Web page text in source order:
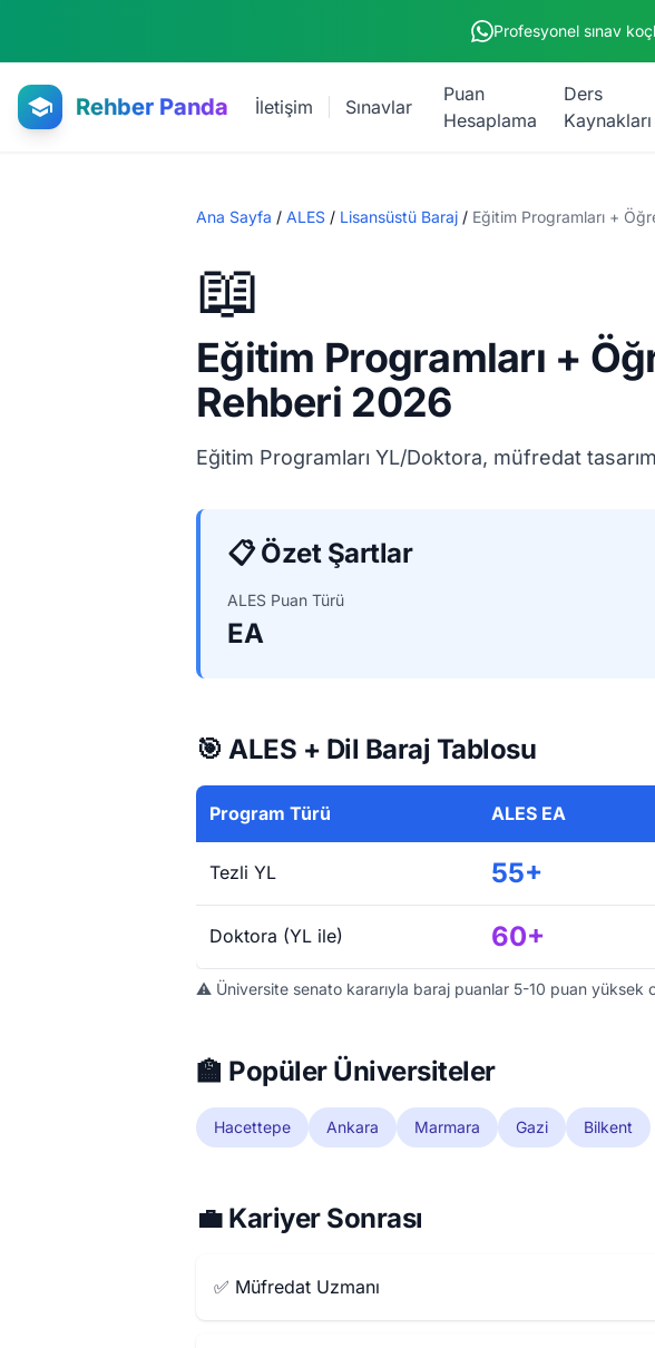
Profesyonel sınav
Rehber Panda İletişim Sınavlar
Puan
Hesaplama
Ders
Kaynakları
Ana Sayfa / ALES / Lisansüstü Baraj / Eğitim Programları +
📖
Eğitim Programları +
Rehberi 2026
Eğitim Programları YL/Doktora, müfredat
📋 Özet Şartlar
ALES Puan Türü
EA
🎯 ALES + Dil Baraj Tablosu
Program Türü ALES EA
Tezli YL 55+
Doktora (YL ile) 60+
⚠️ Üniversite senato kararıyla baraj puanlar 5-10 puan yüksek
🏫 Popüler Üniversiteler
Hacettepe Ankara Marmara Gazi Bilkent
💼 Kariyer Sonrası
✅ Müfredat Uzmanı